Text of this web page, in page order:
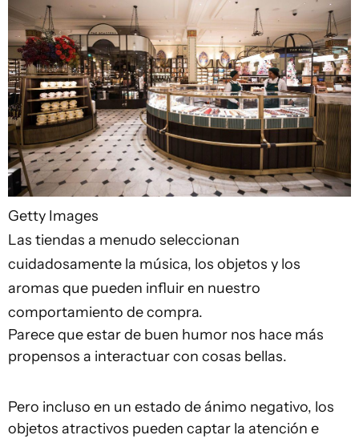
Getty Images
Las tiendas a menudo seleccionan
cuidadosamente la música, los objetos y los
aromas que pueden influir en nuestro
comportamiento de compra.
Parece que estar de buen humor nos hace más
propensos a interactuar con cosas bellas.
Pero incluso en un estado de ánimo negativo, los
objetos atractivos pueden captar la atención e